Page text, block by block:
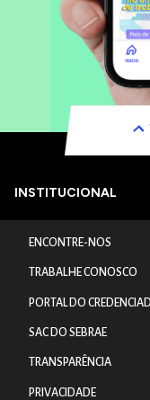
INSTITUCIONAL
ENCONTRE-NOS
TRABALHE CONOSCO
PORTAL DO
SAC DO SEBRAE
TRANSPARÊNCIA
PRIVACIDADE